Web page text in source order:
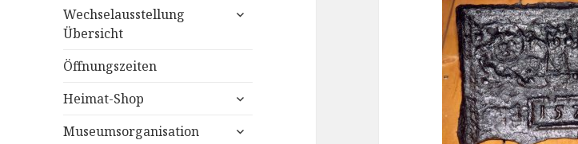
Wechselausstellung
Übersicht
untermenü
Öffnungszeiten
Heimat-Shop
untermenü
Museumsorganisation
untermenü